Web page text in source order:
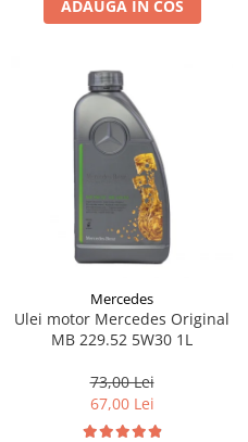
Lichid de frana
Filtre moto
Filtru combustibil
Buson golire ulei
Filtru ulei moto
Filtru aer moto
Intretinere si curatare filtre moto
Intretinere moto
Curatare moto
Covor moto
Genti bagaje moto
ADAUGA IN COS
Mercedes
Ulei motor Mercedes Original
MB 229.52 5W30 1L
73,00 Lei
67,00 Lei